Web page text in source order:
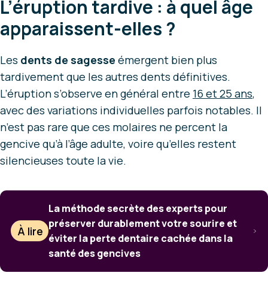
L’éruption tardive : à quel âge
apparaissent-elles ?
Les dents de sagesse émergent bien plus
tardivement que les autres dents définitives.
L’éruption s’observe en général entre 16 et 25 ans,
avec des variations individuelles parfois notables. Il
n’est pas rare que ces molaires ne percent la
gencive qu’à l’âge adulte, voire qu’elles restent
silencieuses toute la vie.
À lire
La méthode secrète des experts pour
préserver durablement votre sourire et
éviter la perte dentaire cachée dans la
santé des gencives